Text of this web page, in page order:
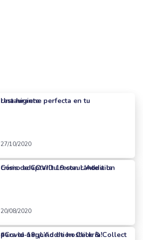
Una higiene perfecta en tu restaurante
27/10/2020
Cómo adaptar tu restaurante a la crisis de COVID 19 con L'Addition
20/08/2020
#Covid-19: ¡L’Addition Click & Collect para tu negocio de hostelería!